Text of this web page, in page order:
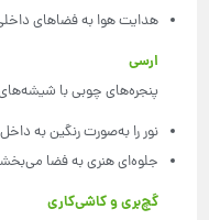
هدایت هوا به فضاهای
ارسی
پنجره‌های چوبی با
نور را به‌صورت رنگین به
جلوه‌ای هنری به فضا
گچ‌بری و کاشی‌کاری